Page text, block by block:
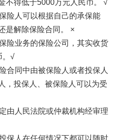
不得低于5000万元人民币。 √
险人可以根据自己的承保能
是解除保险合同。 ×
险业务的保险公司，其实收货
。√
合同中由被保险人或者投保人
，投保人、被保险人可以为受
由人民法院或仲裁机构经审理
保人在任何情况下都可以随时